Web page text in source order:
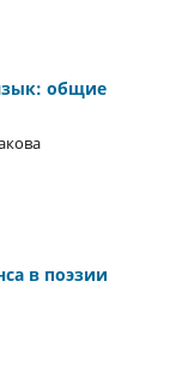
общие
в поэзии